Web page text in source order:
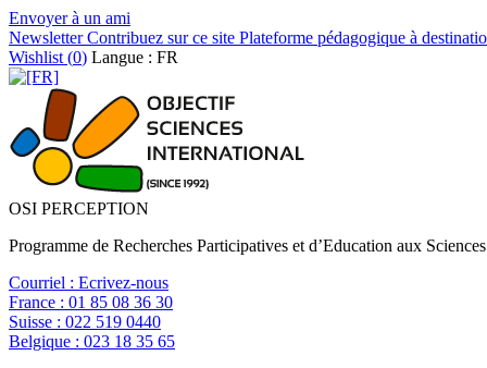
Envoyer à un ami
NewsletterContribuez sur ce site Plateforme pédagogique à
Wishlist (0) Langue : FR
OSI PERCEPTION
Programme de Recherches Participatives et d’Education aux
Courriel : Ecrivez-nous
France : 01 85 08 36 30
Suisse : 022 519 0440
Belgique : 023 18 35 65